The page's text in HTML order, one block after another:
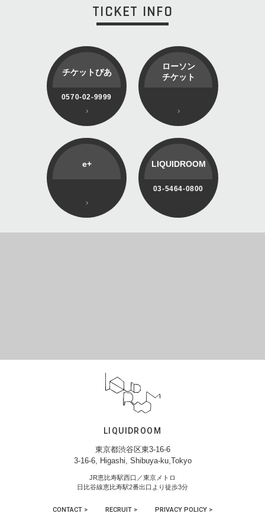
TICKET INFO
チケットぴあ
0570-02-9999
ローソン
チケット
e+ LIQUIDROOM
03-5464-0800
LIQUIDROOM
東京都渋谷区東3-16-6
3-16-6, Higashi, Shibuya-ku,Tokyo
JR恵比寿駅西口／東京メトロ
日比谷線恵比寿駅2番出口より徒歩3分
CONTACT > RECRUIT > PRIVACY POLICY >